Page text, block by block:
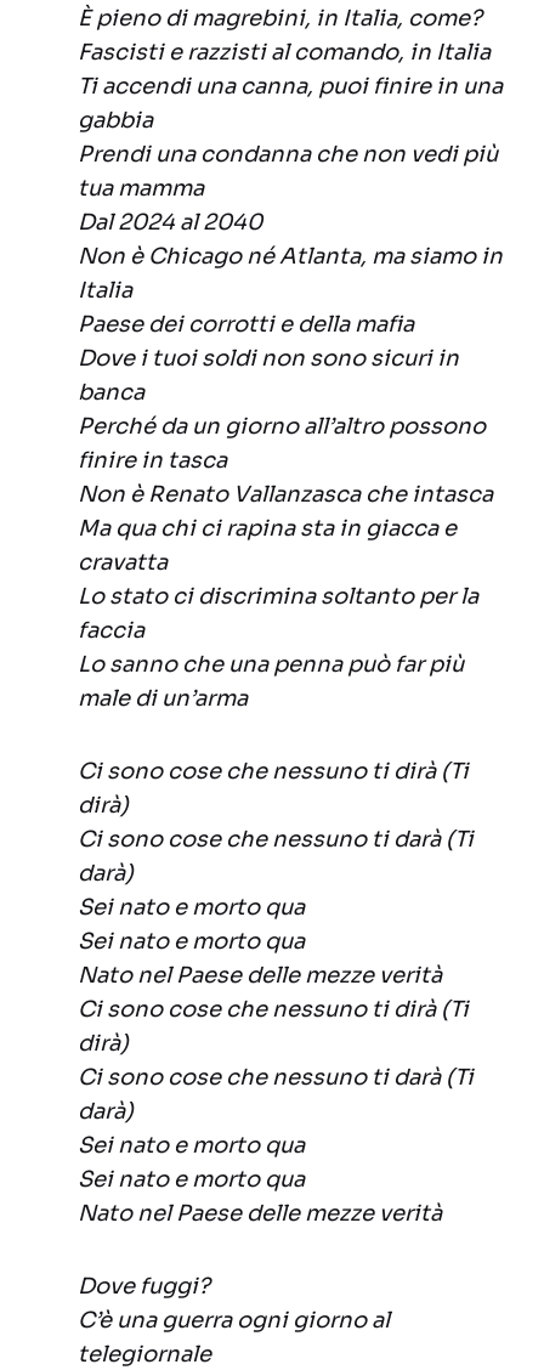
È pieno di magrebini, in Italia, come?
Fascisti e razzisti al comando, in Italia
Ti accendi una canna, puoi finire in una
gabbia
Prendi una condanna che non vedi più
tua mamma
Dal 2024 al 2040
Non è Chicago né Atlanta, ma siamo in
Italia
Paese dei corrotti e della mafia
Dove i tuoi soldi non sono sicuri in
banca
Perché da un giorno all’altro possono
finire in tasca
Non è Renato Vallanzasca che intasca
Ma qua chi ci rapina sta in giacca e
cravatta
Lo stato ci discrimina soltanto per la
faccia
Lo sanno che una penna può far più
male di un’arma
Ci sono cose che nessuno ti dirà (Ti
dirà)
Ci sono cose che nessuno ti darà (Ti
darà)
Sei nato e morto qua
Sei nato e morto qua
Nato nel Paese delle mezze verità
Ci sono cose che nessuno ti dirà (Ti
dirà)
Ci sono cose che nessuno ti darà (Ti
darà)
Sei nato e morto qua
Sei nato e morto qua
Nato nel Paese delle mezze verità
Dove fuggi?
C’è una guerra ogni giorno al
telegiornale